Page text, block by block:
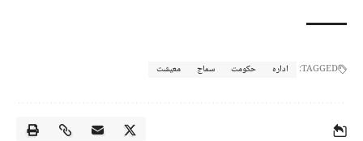
TAGGED: ادارہ حکومت سماج معیشت